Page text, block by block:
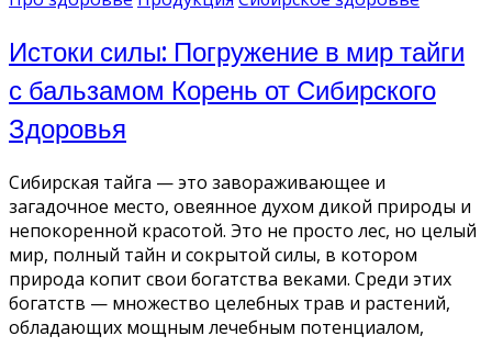
Истоки силы: Погружение в мир тайги
с бальзамом Корень от Сибирского
Здоровья
Сибирская тайга — это завораживающее и
загадочное место, овеянное духом дикой природы и
непокоренной красотой. Это не просто лес, но целый
мир, полный тайн и сокрытой силы, в котором
природа копит свои богатства веками. Среди этих
богатств — множество целебных трав и растений,
обладающих мощным лечебным потенциалом,